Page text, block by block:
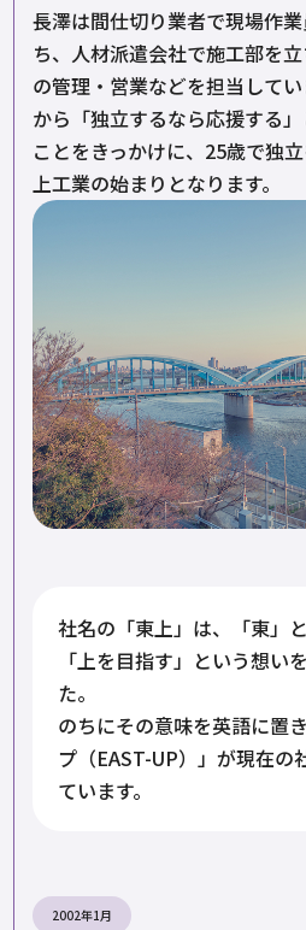
長澤は間仕切り業者で現場作
ち、人材派遣会社で施工部を
の管理・営業などを担当して
から「独立するなら応援する
ことをきっかけに、25歳で独
上工業の始まりとなります。
社名の「東上」は、「東」
「上を目指す」という想い
た。
のちにその意味を英語に置
プ（EAST-UP）」が現在の
ています。
2002年1月